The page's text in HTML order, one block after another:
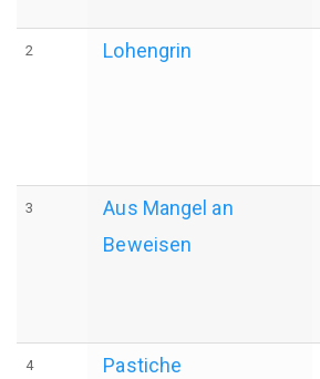
2 Lohengrin
3
Aus Mangel an
Beweisen
4 Pastiche